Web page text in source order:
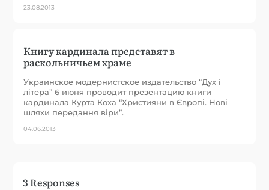
23.08.2013
Книгу кардинала представят в
раскольничьем храме
Украинское модернистское издательство “Дух i
лiтера” 6 июня проводит презентацию книги
кардинала Курта Коха “Християни в Європі. Нові
шляхи передання віри”.
04.06.2013
3 Responses